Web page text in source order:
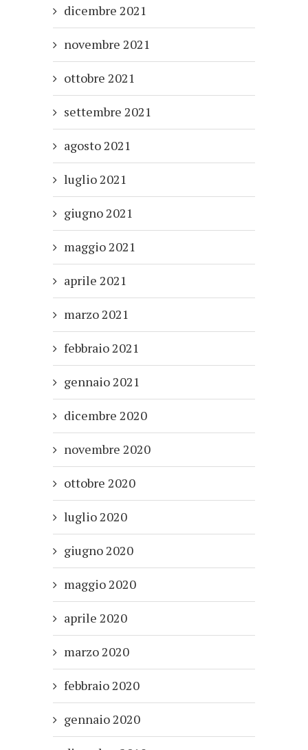
dicembre 2021
novembre 2021
ottobre 2021
settembre 2021
agosto 2021
luglio 2021
giugno 2021
maggio 2021
aprile 2021
marzo 2021
febbraio 2021
gennaio 2021
dicembre 2020
novembre 2020
ottobre 2020
luglio 2020
giugno 2020
maggio 2020
aprile 2020
marzo 2020
febbraio 2020
gennaio 2020